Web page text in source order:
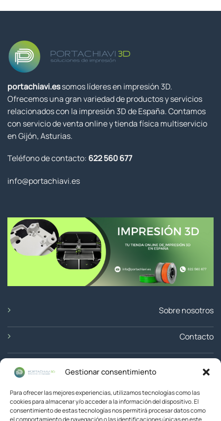
Gestionar consentimiento
Para ofrecer las mejores experiencias, utilizamos tecnologías como las
cookies para almacenar y/o acceder a la información del dispositivo. El
consentimiento de estas tecnologías nos permitirá procesar datos como
portachiavi.essomos líderes en impresión 3D.
Ofrecemos una gran variedad de productos y servicios
relacionados con la impresión 3D de España. Contamos
con servicio de venta online y tienda física multiservicio
en Gijón, Asturias.
Teléfono de contacto: 622 560 677
info@portachiavi.es
Sobre nosotros
Contacto
Devoluciones